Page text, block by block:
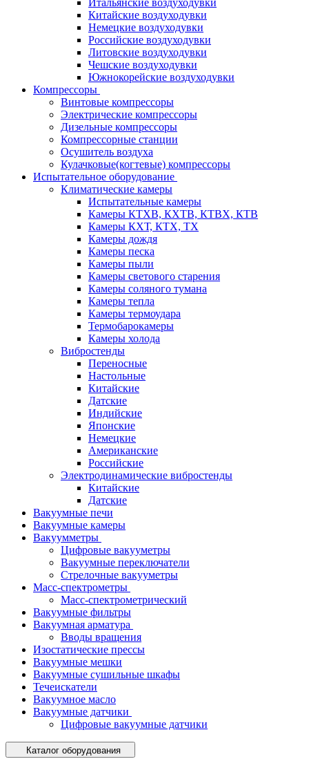
Итальянские воздуходувки
Китайские воздуходувки
Немецкие воздуходувки
Российские воздуходувки
Литовские воздуходувки
Чешские воздуходувки
Южнокорейские воздуходувки
Компрессоры
Винтовые компрессоры
Электрические компрессоры
Дизельные компрессоры
Компрессорные станции
Осушитель воздуха
Кулачковые(когтевые) компрессоры
Испытательное оборудование
Климатические камеры
Испытательные камеры
Камеры КТХВ, КХТВ, КТВХ, КТВ
Камеры КХТ, КТХ, ТХ
Камеры дождя
Камеры песка
Камеры пыли
Камеры светового старения
Камеры соляного тумана
Камеры тепла
Камеры термоудара
Термобарокамеры
Камеры холода
Вибростенды
Переносные
Настольные
Китайские
Датские
Индийские
Японские
Немецкие
Американские
Российские
Электродинамические вибростенды
Китайские
Датские
Вакуумные печи
Вакуумные камеры
Вакуумметры
Цифровые вакууметры
Вакуумные переключатели
Стрелочные вакууметры
Масс-спектрометры
Масс-спектрометрический
Вакуумные фильтры
Вакуумная арматура
Вводы вращения
Изостатические прессы
Вакуумные мешки
Вакуумные сушильные шкафы
Течеискатели
Вакуумное масло
Вакуумные датчики
Цифровые вакуумные датчики
Каталог оборудования